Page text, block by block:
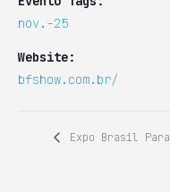
nov.-25
Website:
bfshow.com.br/
Expo Brasil